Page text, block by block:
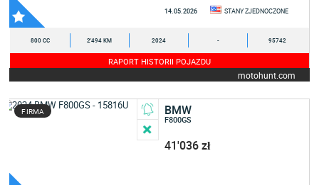
14.05.2026 STANY ZJEDNOCZONE
800 CC 2'494 KM 2024 - 95742
RAPORT HISTORII POJAZDU
motohunt.com
FIRMA BMW
F800GS
41'036 zł